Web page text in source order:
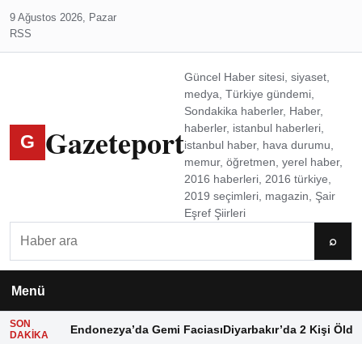
9 Ağustos 2026, Pazar
RSS
G Gazeteport
Güncel Haber sitesi, siyaset,
medya, Türkiye gündemi,
Sondakika haberler, Haber,
haberler, istanbul haberleri,
istanbul haber, hava durumu,
memur, öğretmen, yerel haber,
2016 haberleri, 2016 türkiye,
2019 seçimleri, magazin, Şair
Eşref Şiirleri
⌕
Menü
SON
DAKIKA
Endonezya’da Gemi FaciasıDiyarbakır’da 2 Kişi Öldü